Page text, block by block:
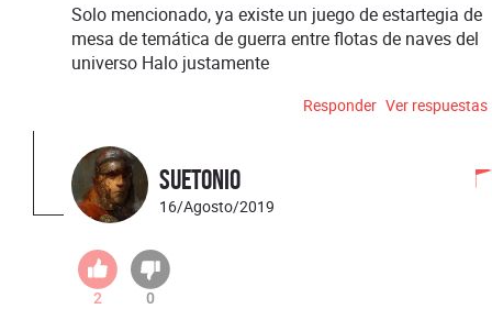
Solo mencionado, ya existe un juego de estartegia de
mesa de temática de guerra entre flotas de naves del
universo Halo justamente
Responder Ver respuestas
Suetonio
16/Agosto/2019
2 0